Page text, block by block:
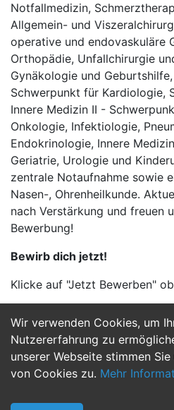
Wir verwenden Cookies, um
Nutzererfahrung zu
unserer Webseite stimmen
von Cookies zu. Mehr
Notfallmedizin,
Allgemein- und
operative und endovaskuläre
Orthopädie, Unfallchirurgie
Gynäkologie und
Schwerpunkt für Kardiologie,
Innere Medizin II -
Onkologie, Infektiologie,
Endokrinologie, Innere
Geriatrie, Urologie und
zentrale Notaufnahme sowie
Nasen-, Ohrenheilkunde.
nach Verstärkung und freuen
Bewerbung!
Bewirb dich jetzt!
Klicke auf "Jetzt Bewerben"
Jetzt